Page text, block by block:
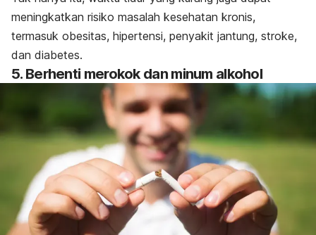
meningkatkan risiko masalah kesehatan kronis,
termasuk obesitas, hipertensi, penyakit jantung, stroke,
dan diabetes.
5. Berhenti merokok dan minum alkohol